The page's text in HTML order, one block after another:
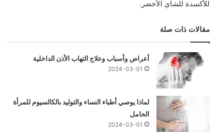
للأكسدة للشاي الأخضر.
مقالات ذات صلة
أعراض وأسباب وعلاج التهاب الأذن الداخلية
2024-03-01
لماذا يوصي أطباء النساء والتوليد بالكالسيوم للمرأة
الحامل
2024-03-01